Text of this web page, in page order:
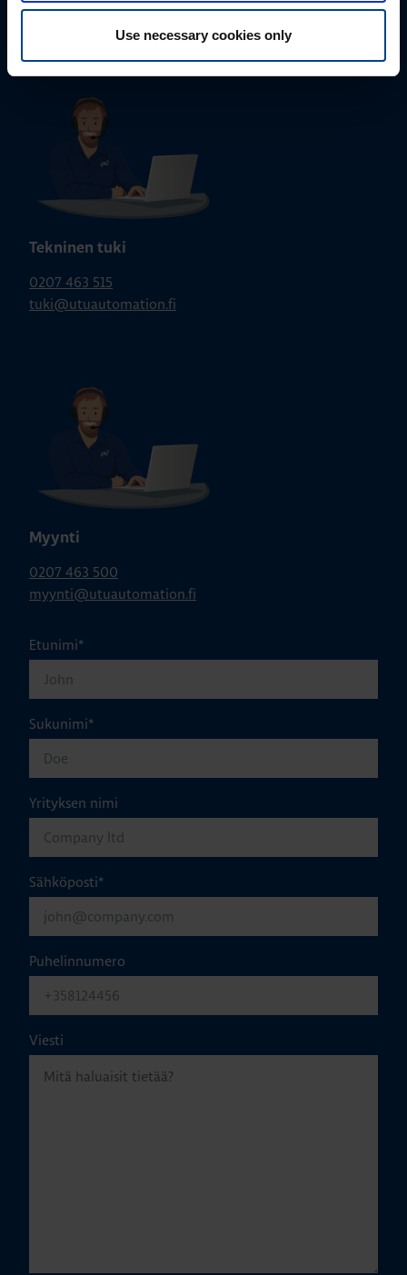
Use necessary cookies only
sähköpostitse tai verkkolomakkeen kautta.
Tekninen tuki
0207 463 515
tuki@utuautomation.fi
Myynti
0207 463 500
myynti@utuautomation.fi
Etunimi*
Sukunimi*
Yrityksen nimi
Sähköposti*
Puhelinnumero
Viesti